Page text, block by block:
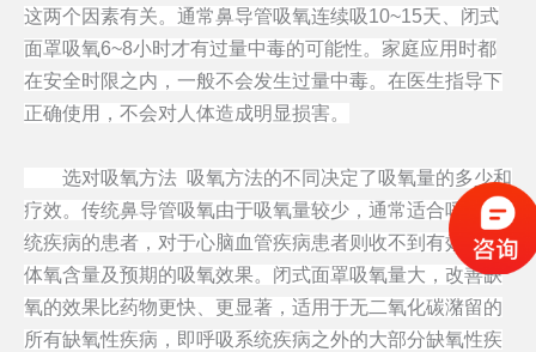
这两个因素有关。通常鼻导管吸氧连续吸10~15天、闭式
面罩吸氧6~8小时才有过量中毒的可能性。家庭应用时都
在安全时限之内，一般不会发生过量中毒。在医生指导下
正确使用，不会对人体造成明显损害。
选对吸氧方法 吸氧方法的不同决定了吸氧量的多少和
疗效。传统鼻导管吸氧由于吸氧量较少，通常适合呼吸系
统疾病的患者，对于心脑血管疾病患者则收不到有效的机
体氧含量及预期的吸氧效果。闭式面罩吸氧量大，改善缺
氧的效果比药物更快、更显著，适用于无二氧化碳潴留的
所有缺氧性疾病，即呼吸系统疾病之外的大部分缺氧性疾